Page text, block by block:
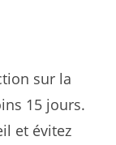
sur la
15 jours.
et évitez